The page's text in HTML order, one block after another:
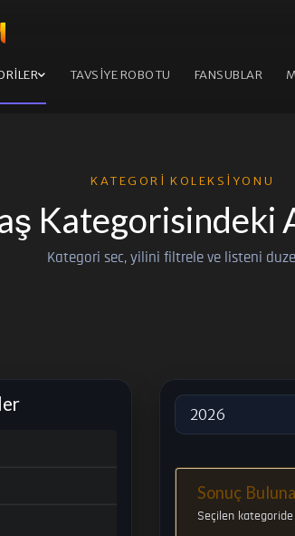
TAVSİYE ROBOTU FANSUBLAR
KATEGORI KOLEKSIYONU
Kategorisindeki
Kategori sec, yilini filtrele ve listeni
2026
Sonuç
Seçilen kategoride